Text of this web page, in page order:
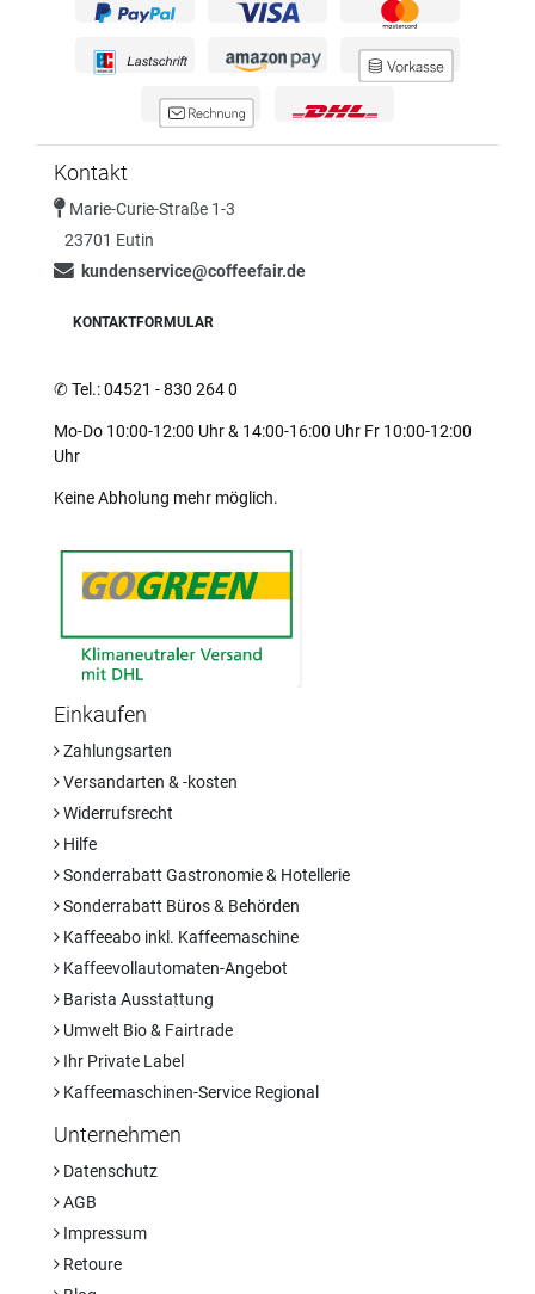
Kontakt
Marie-Curie-Straße 1-3
23701 Eutin
kundenservice@coffeefair.de
KONTAKTFORMULAR
✆Tel.: 04521 - 830 264 0
Mo-Do 10:00-12:00 Uhr & 14:00-16:00 Uhr Fr 10:00-12:00
Uhr
Keine Abholung mehr möglich.
Einkaufen
Zahlungsarten
Versandarten & -kosten
Widerrufsrecht
Hilfe
Sonderrabatt Gastronomie & Hotellerie
Sonderrabatt Büros & Behörden
Kaffeeabo inkl. Kaffeemaschine
Kaffeevollautomaten-Angebot
Barista Ausstattung
Umwelt Bio & Fairtrade
Ihr Private Label
Kaffeemaschinen-Service Regional
Unternehmen
Datenschutz
AGB
Impressum
Retoure